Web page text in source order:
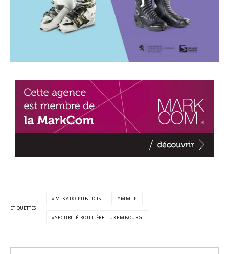
ÉTIQUETTES
MIKADO PUBLICIS MMTP
SECURITÉ ROUTIÈRE LUXEMBOURG